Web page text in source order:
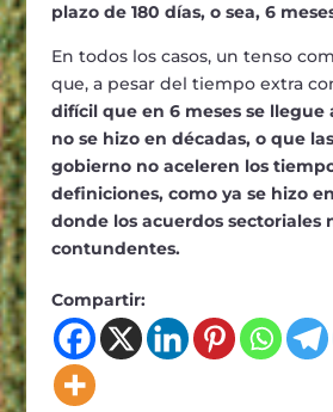
plazo de 180 días, o sea, 6
En todos los casos, un tenso
que, a pesar del tiempo extra
difícil que en 6 meses se
no se hizo en décadas, o que
gobierno no aceleren los
definiciones, como ya se hizo
donde los acuerdos sectoriales
contundentes.
Compartir: